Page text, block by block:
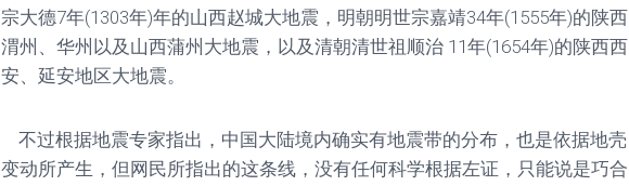
宗大德7年(1303年)年的山西赵城大地震，明朝明世宗嘉靖34年(1555年)的陕西
渭州、华州以及山西蒲州大地震，以及清朝清世祖顺治 11年(1654年)的陕西西
安、延安地区大地震。
不过根据地震专家指出，中国大陆境内确实有地震带的分布，也是依据地壳
变动所产生，但网民所指出的这条线，没有任何科学根据左证，只能说是巧合